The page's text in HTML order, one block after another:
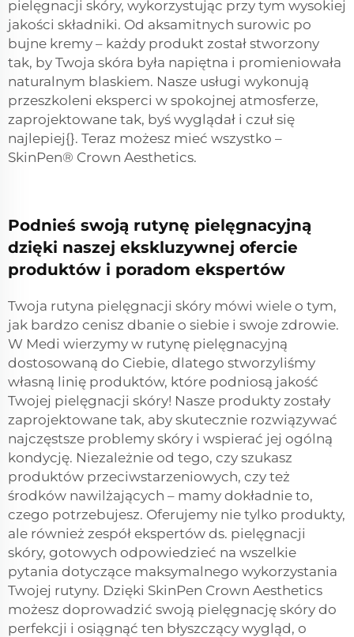
pielęgnacji skóry, wykorzystując przy tym wysokiej
jakości składniki. Od aksamitnych surowic po
bujne kremy – każdy produkt został stworzony
tak, by Twoja skóra była napiętna i promieniowała
naturalnym blaskiem. Nasze usługi wykonują
przeszkoleni eksperci w spokojnej atmosferze,
zaprojektowane tak, byś wyglądał i czuł się
najlepiej{}. Teraz możesz mieć wszystko –
SkinPen® Crown Aesthetics.
Podnieś swoją rutynę pielęgnacyjną
dzięki naszej ekskluzywnej ofercie
produktów i poradom ekspertów
Twoja rutyna pielęgnacji skóry mówi wiele o tym,
jak bardzo cenisz dbanie o siebie i swoje zdrowie.
W Medi wierzymy w rutynę pielęgnacyjną
dostosowaną do Ciebie, dlatego stworzyliśmy
własną linię produktów, które podniosą jakość
Twojej pielęgnacji skóry! Nasze produkty zostały
zaprojektowane tak, aby skutecznie rozwiązywać
najczęstsze problemy skóry i wspierać jej ogólną
kondycję. Niezależnie od tego, czy szukasz
produktów przeciwstarzeniowych, czy też
środków nawilżających – mamy dokładnie to,
czego potrzebujesz. Oferujemy nie tylko produkty,
ale również zespół ekspertów ds. pielęgnacji
skóry, gotowych odpowiedzieć na wszelkie
pytania dotyczące maksymalnego wykorzystania
Twojej rutyny. Dzięki SkinPen Crown Aesthetics
możesz doprowadzić swoją pielęgnację skóry do
perfekcji i osiągnąć ten błyszczący wygląd, o